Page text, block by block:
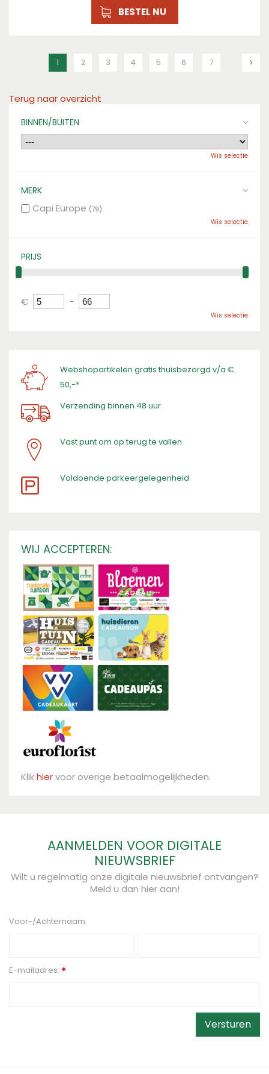
BESTEL NU
1 2 3 4 5 6 7
Terug naar overzicht
BINNEN/BUITEN
Wis selectie
MERK
Capi Europe (79)
Wis selectie
PRIJS
€ -
Wis selectie
Webshopartikelen gratis thuisbezorgd v/a €
50,-*
Verzending binnen 48 uur
Vast punt om op terug te vallen
​Voldoende parkeergelegenheid
WIJ ACCEPTEREN:
Klikhiervoor overige betaalmogelijkheden.
AANMELDEN VOOR DIGITALE
NIEUWSBRIEF
Wilt u regelmatig onze digitale nieuwsbrief ontvangen?
Meld u dan hier aan!
Voor-/Achternaam:
E-mailadres: *